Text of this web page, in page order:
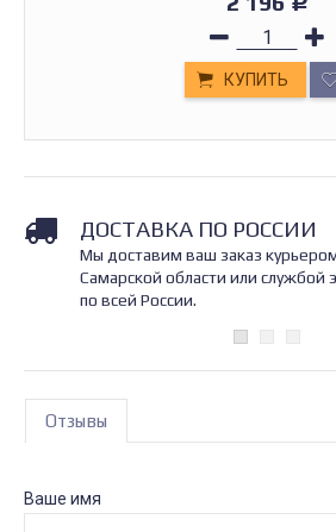
КУПИТЬ
ДОСТАВКА ПО РОССИИ
Мы доставим ваш заказ
Самарской области или службой
по всей России.
Отзывы
Ваше имя